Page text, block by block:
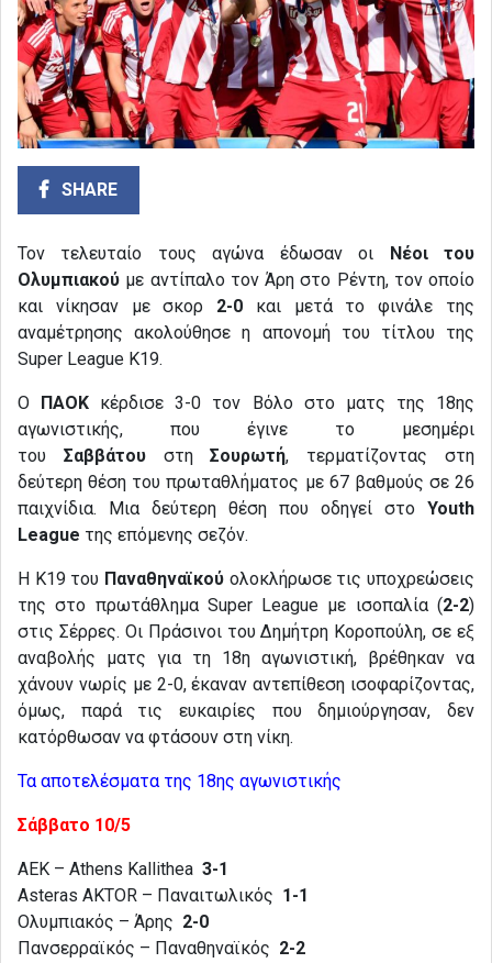
SHARE
Τον τελευταίο τους αγώνα έδωσαν οι Νέοι του
Ολυμπιακού με αντίπαλο τον Άρη στο Ρέντη, τον οποίο
και νίκησαν με σκορ 2-0 και μετά το φινάλε της
αναμέτρησης ακολούθησε η απονομή του τίτλου της
Super League Κ19.
Ο ΠΑΟΚ κέρδισε 3-0 τον Βόλο στο ματς της 18ης
αγωνιστικής, που έγινε το μεσημέρι
του ΣαββάτουστηΣουρωτή, τερματίζοντας στη
δεύτερη θέση του πρωταθλήματος με 67 βαθμούς σε 26
παιχνίδια. Μια δεύτερη θέση που οδηγεί στο Youth
League της επόμενης σεζόν.
Η Κ19 του Παναθηναϊκού ολοκλήρωσε τις υποχρεώσεις
της στο πρωτάθλημα Super League με ισοπαλία (2-2)
στις Σέρρες. Οι Πράσινοι του Δημήτρη Κοροπούλη, σε εξ
αναβολής ματς για τη 18η αγωνιστική, βρέθηκαν να
χάνουν νωρίς με 2-0, έκαναν αντεπίθεση ισοφαρίζοντας,
όμως, παρά τις ευκαιρίες που δημιούργησαν, δεν
κατόρθωσαν να φτάσουν στη νίκη.
Τα αποτελέσματα της 18ης αγωνιστικής
Σάββατο 10/5
ΑΕΚ – Athens Kallithea 3-1
Asteras AKTOR – Παναιτωλικός 1-1
Ολυμπιακός – Άρης 2-0
Πανσερραϊκός – Παναθηναϊκός 2-2